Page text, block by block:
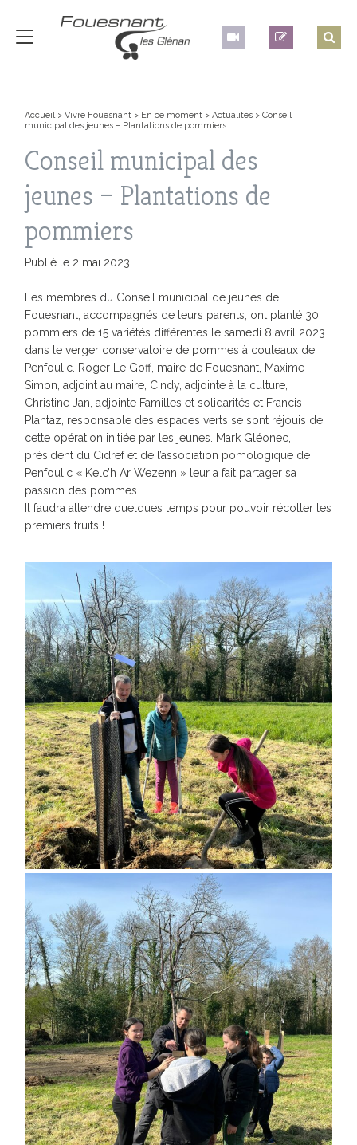
Accueil>Vivre Fouesnant > En ce moment >Actualités >Conseil
municipal des jeunes – Plantations de pommiers
Conseil municipal des
jeunes – Plantations de
pommiers
Publié le 2 mai 2023
Les membres du Conseil municipal de jeunes de
Fouesnant, accompagnés de leurs parents, ont planté 30
pommiers de 15 variétés différentes le samedi 8 avril 2023
dans le verger conservatoire de pommes à couteaux de
Penfoulic. Roger Le Goff, maire de Fouesnant, Maxime
Simon, adjoint au maire, Cindy, adjointe à la culture,
Christine Jan, adjointe Familles et solidarités et Francis
Plantaz, responsable des espaces verts se sont réjouis de
cette opération initiée par les jeunes. Mark Gléonec,
président du Cidref et de l’association pomologique de
Penfoulic « Kelc’h Ar Wezenn » leur a fait partager sa
passion des pommes.
Il faudra attendre quelques temps pour pouvoir récolter les
premiers fruits !